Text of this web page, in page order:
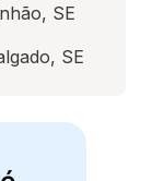
SE
SE